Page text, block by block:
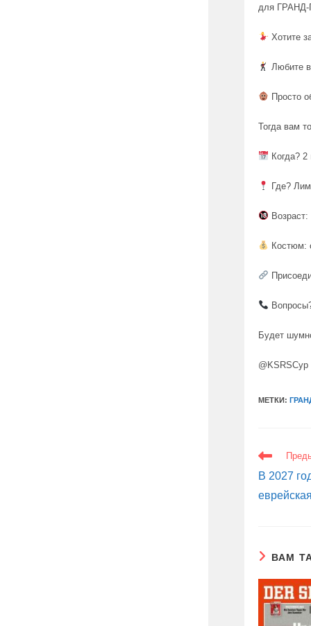
для
Хотите
Любите
Просто
Тогда вам
Когда?
Где?
Возраст:
Костюм:
Будет
@KSRSCyp
МЕТКИ:
ЕЩЕ
СТАТЬИ
В 2027
ВАМ